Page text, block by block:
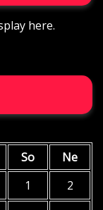
here.
So
Ne
1
2